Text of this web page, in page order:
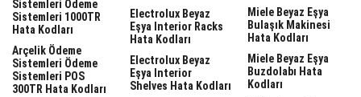
Sistemleri Ödeme
Sistemleri 1000TR
Hata Kodları
Arçelik Ödeme
Sistemleri Ödeme
Sistemleri POS
300TR Hata Kodları
Electrolux Beyaz
Eşya Interior Racks
Hata Kodları
Electrolux Beyaz
Eşya Interior
Shelves Hata Kodları
Miele Beyaz Eşya
Bulaşık Makinesi
Hata Kodları
Miele Beyaz Eşya
Buzdolabı Hata
Kodları